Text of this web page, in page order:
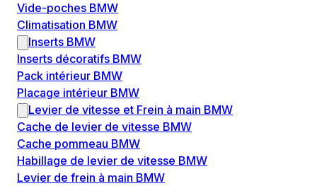
Vide-poches BMW
Climatisation BMW
Inserts BMW
Inserts décoratifs BMW
Pack intérieur BMW
Placage intérieur BMW
Levier de vitesse et Frein à main BMW
Cache de levier de vitesse BMW
Cache pommeau BMW
Habillage de levier de vitesse BMW
Levier de frein à main BMW